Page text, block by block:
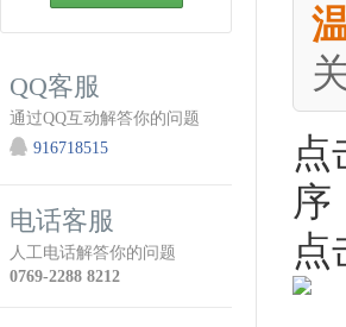
QQ客服
通过QQ互动解答你的问题
916718515
电话客服
人工电话解答你的问题
0769-2288 8212
点
序
点